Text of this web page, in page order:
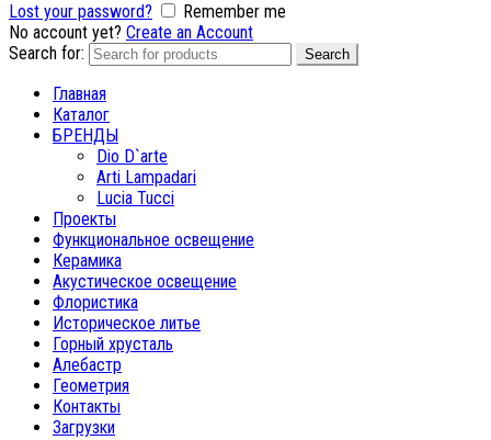
Lost your password?
Remember me
No account yet? Create an Account
Search for:
Search
Главная
Каталог
БРЕНДЫ
Dio D`arte
Arti Lampadari
Lucia Tucci
Проекты
Функциональное освещение
Керамика
Акустическое освещение
Флористика
Историческое литье
Горный хрусталь
Алебастр
Геометрия
Контакты
Загрузки